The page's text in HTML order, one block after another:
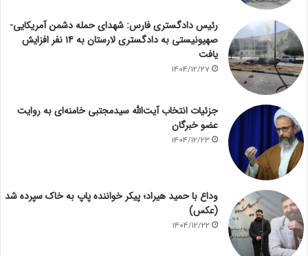
رئیس دادگستری فارس: شهدای حمله دشمن آمریکایی-
صهیونیستی به دادگستری لارستان به ۱۴ نفر افزایش
یافت
1404/12/27
جزئیات انتخاب آیت‌الله سیدمجتبی خامنه‌ای به روایت
عضو خبرگان
1404/12/23
وداع با حمید هیراد؛ پیکر خواننده پاپ به خاک سپرده شد
(عکس)
1404/12/22